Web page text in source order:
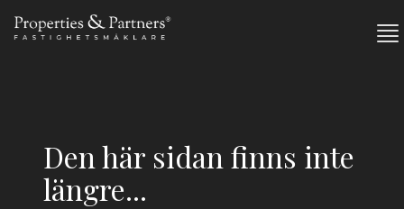
Den här sidan finns inte
längre...